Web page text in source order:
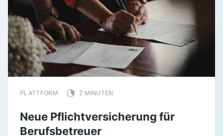
PLATTFORM 2 MINUTEN
Neue Pflichtversicherung für
Berufsbetreuer